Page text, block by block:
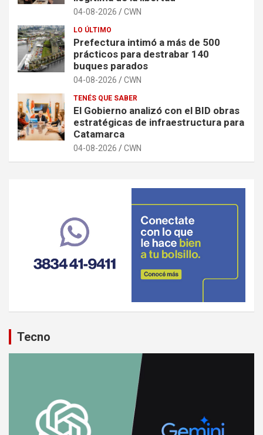
04-08-2026 CWN
LO ÚLTIMO
Prefectura intimó a más de 500
prácticos para destrabar 140
buques parados
04-08-2026 CWN
TENÉS QUE SABER
El Gobierno analizó con el BID obras
estratégicas de infraestructura para
Catamarca
04-08-2026 CWN
Tecno